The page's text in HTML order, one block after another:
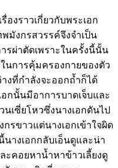
รื่องราวเกี่ยวกับพระเอก
มังกรสวรรค์จึงจำเป็น
รผ่าตัดเพราะในครั้งนี้นั้น
นการคุ้มครองกายของตัว
างที่กำลังจะออกถ้ำก็ได้
กนั้นมีอาการบาดเจ็บและ
เซี่ยโหวซึ่งนางเอกดันไป
รขาวแต่นางเอกเข้าใจผิด
างเอกกลับเอ็นดูและน่า
ะคอยหาน้ำหาข้าวเลี้ยงดู